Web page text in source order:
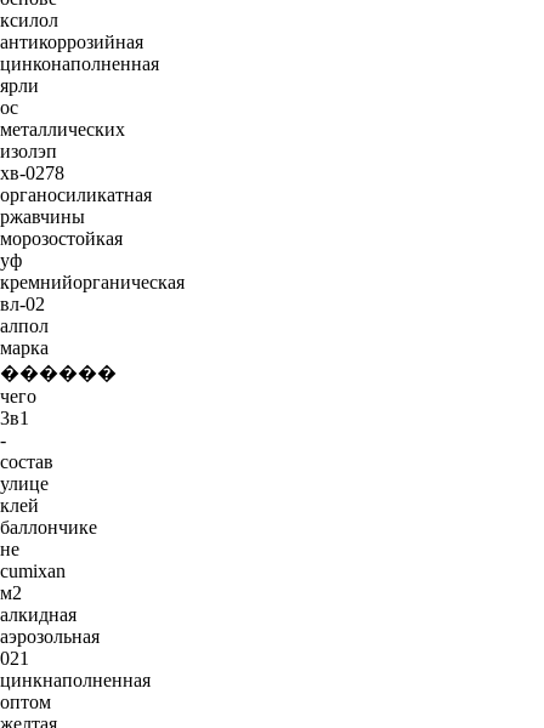
ксилол
антикоррозийная
цинконаполненная
ярли
ос
металлических
изолэп
хв-0278
органосиликатная
ржавчины
морозостойкая
уф
кремнийорганическая
вл-02
алпол
марка
������
чего
3в1
-
состав
улице
клей
баллончике
не
cumixan
м2
алкидная
аэрозольная
021
цинкнаполненная
оптом
желтая